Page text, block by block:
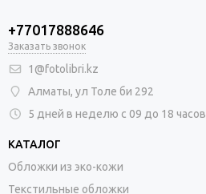
+77017888646
Заказать звонок
1@fotolibri.kz
Алматы, ул Толе би 292
5 дней в неделю с 09 до 18 часов
КАТАЛОГ
Обложки из эко-кожи
Текстильные обложки